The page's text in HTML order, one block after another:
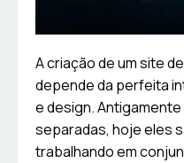
A criação de um site
depende da perfeita
e design.
separadas, hoje eles
trabalhando em